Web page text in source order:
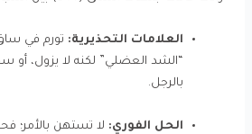
العلامات التحذيرية: تورم في
“الشد العضلي” لكنه لا يزول،
بالرجل.
الحل الفوري: لا تستهن بالأمر؛